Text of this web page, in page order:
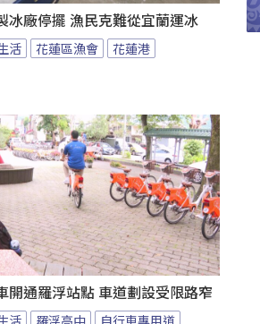
冰廠停擺 漁民克難從宜蘭運冰
活 花蓮區漁會 花蓮港
開通羅浮站點 車道劃設受限路窄
活 羅浮高中 自行車專用道